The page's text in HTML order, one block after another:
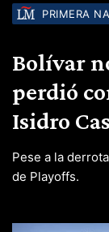
PRIMERA
Bolívar
perdió
Isidro
Pese a la
de Playoffs.